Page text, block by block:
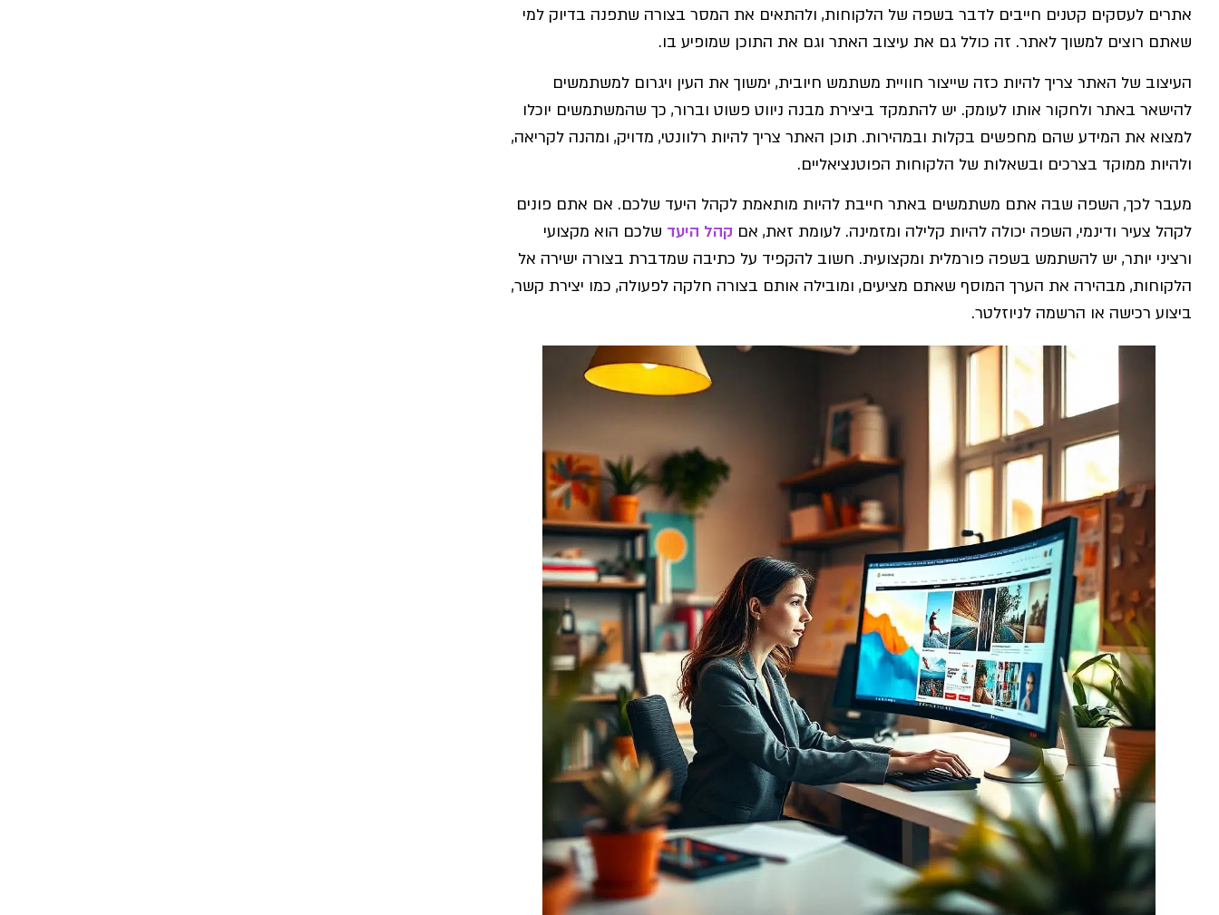
אתרים לעסקים קטנים חייבים לדבר בשפה של הלקוחות, ולהתאים את המסר בצורה שתפנה בדיוק למי
שאתם רוצים למשוך לאתר. זה כולל גם את עיצוב האתר וגם את התוכן שמופיע בו.
העיצוב של האתר צריך להיות כזה שייצור חוויית משתמש חיובית, ימשוך את העין ויגרום למשתמשים
להישאר באתר ולחקור אותו לעומק. יש להתמקד ביצירת מבנה ניווט פשוט וברור, כך שהמשתמשים יוכלו
למצוא את המידע שהם מחפשים בקלות ובמהירות. תוכן האתר צריך להיות רלוונטי, מדויק, ומהנה לקריאה,
ולהיות ממוקד בצרכים ובשאלות של הלקוחות הפוטנציאליים.
מעבר לכך, השפה שבה אתם משתמשים באתר חייבת להיות מותאמת לקהל היעד שלכם. אם אתם פונים
לקהל צעיר ודינמי, השפה יכולה להיות קלילה ומזמינה. לעומת זאת, אם קהל היעד שלכם הוא מקצועי
ורציני יותר, יש להשתמש בשפה פורמלית ומקצועית. חשוב להקפיד על כתיבה שמדברת בצורה ישירה אל
הלקוחות, מבהירה את הערך המוסף שאתם מציעים, ומובילה אותם בצורה חלקה לפעולה, כמו יצירת קשר,
ביצוע רכישה או הרשמה לניוזלטר.